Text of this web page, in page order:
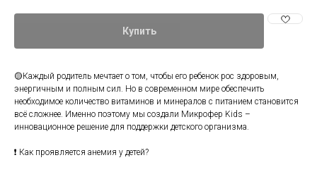
Купить
🟡Каждый родитель мечтает о том, чтобы его ребенок рос здоровым,
энергичным и полным сил. Но в современном мире обеспечить
необходимое количество витаминов и минералов с питанием становится
всё сложнее. Именно поэтому мы создали Микрофер Kids –
инновационное решение для поддержки детского организма.
❗ Как проявляется анемия у детей?